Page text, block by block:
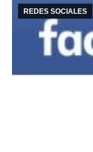
REDES SOCIALES